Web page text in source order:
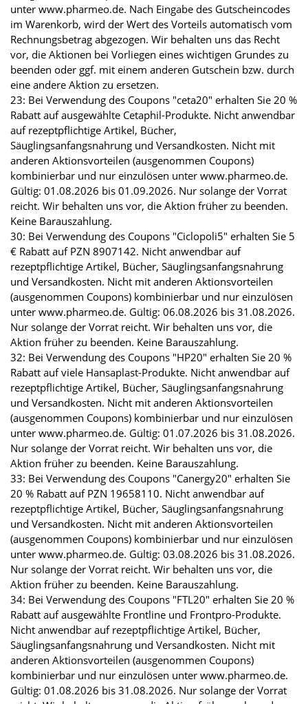
unter www.pharmeo.de. Nach Eingabe des Gutscheincodes
im Warenkorb, wird der Wert des Vorteils automatisch vom
Rechnungsbetrag abgezogen. Wir behalten uns das Recht
vor, die Aktionen bei Vorliegen eines wichtigen Grundes zu
beenden oder ggf. mit einem anderen Gutschein bzw. durch
eine andere Aktion zu ersetzen.
23: Bei Verwendung des Coupons "ceta20" erhalten Sie 20 %
Rabatt auf ausgewählte Cetaphil-Produkte. Nicht anwendbar
auf rezeptpflichtige Artikel, Bücher,
Säuglingsanfangsnahrung und Versandkosten. Nicht mit
anderen Aktionsvorteilen (ausgenommen Coupons)
kombinierbar und nur einzulösen unter www.pharmeo.de.
Gültig: 01.08.2026 bis 01.09.2026. Nur solange der Vorrat
reicht. Wir behalten uns vor, die Aktion früher zu beenden.
Keine Barauszahlung.
30: Bei Verwendung des Coupons "Ciclopoli5" erhalten Sie 5
€ Rabatt auf PZN 8907142. Nicht anwendbar auf
rezeptpflichtige Artikel, Bücher, Säuglingsanfangsnahrung
und Versandkosten. Nicht mit anderen Aktionsvorteilen
(ausgenommen Coupons) kombinierbar und nur einzulösen
unter www.pharmeo.de. Gültig: 06.08.2026 bis 31.08.2026.
Nur solange der Vorrat reicht. Wir behalten uns vor, die
Aktion früher zu beenden. Keine Barauszahlung.
32: Bei Verwendung des Coupons "HP20" erhalten Sie 20 %
Rabatt auf viele Hansaplast-Produkte. Nicht anwendbar auf
rezeptpflichtige Artikel, Bücher, Säuglingsanfangsnahrung
und Versandkosten. Nicht mit anderen Aktionsvorteilen
(ausgenommen Coupons) kombinierbar und nur einzulösen
unter www.pharmeo.de. Gültig: 01.07.2026 bis 31.08.2026.
Nur solange der Vorrat reicht. Wir behalten uns vor, die
Aktion früher zu beenden. Keine Barauszahlung.
33: Bei Verwendung des Coupons "Canergy20" erhalten Sie
20 % Rabatt auf PZN 19658110. Nicht anwendbar auf
rezeptpflichtige Artikel, Bücher, Säuglingsanfangsnahrung
und Versandkosten. Nicht mit anderen Aktionsvorteilen
(ausgenommen Coupons) kombinierbar und nur einzulösen
unter www.pharmeo.de. Gültig: 03.08.2026 bis 31.08.2026.
Nur solange der Vorrat reicht. Wir behalten uns vor, die
Aktion früher zu beenden. Keine Barauszahlung.
34: Bei Verwendung des Coupons "FTL20" erhalten Sie 20 %
Rabatt auf ausgewählte Frontline und Frontpro-Produkte.
Nicht anwendbar auf rezeptpflichtige Artikel, Bücher,
Säuglingsanfangsnahrung und Versandkosten. Nicht mit
anderen Aktionsvorteilen (ausgenommen Coupons)
kombinierbar und nur einzulösen unter www.pharmeo.de.
Gültig: 01.08.2026 bis 31.08.2026. Nur solange der Vorrat